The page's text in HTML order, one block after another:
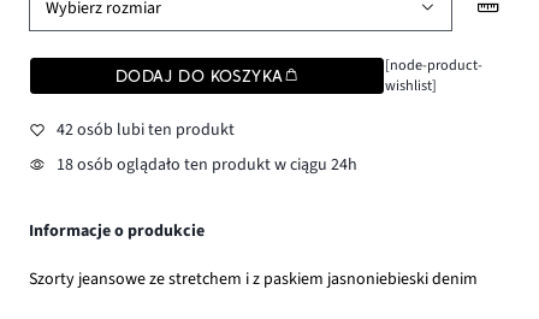
Wybierz rozmiar
DODAJ DO KOSZYKA
[node-product-
wishlist]
42 osób lubi ten produkt
18 osób oglądało ten produkt w ciągu 24h
Informacje o produkcie
Szorty jeansowe ze stretchem i z paskiem jasnoniebieski denim